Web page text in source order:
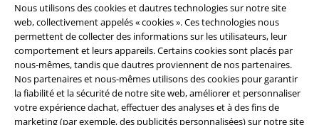
Nous utilisons des cookies et dautres technologies sur notre site
web, collectivement appelés « cookies ». Ces technologies nous
permettent de collecter des informations sur les utilisateurs, leur
comportement et leurs appareils. Certains cookies sont placés par
nous-mêmes, tandis que dautres proviennent de nos partenaires.
Nos partenaires et nous-mêmes utilisons des cookies pour garantir
la fiabilité et la sécurité de notre site web, améliorer et personnaliser
votre expérience dachat, effectuer des analyses et à des fins de
marketing (par exemple, des publicités personnalisées) sur notre site
Légal